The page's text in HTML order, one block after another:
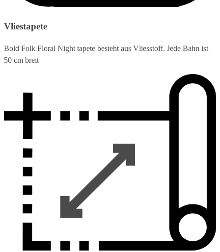
Vliestapete
Bold Folk Floral Night tapete besteht aus Vliesstoff. Jede Bahn ist
50 cm breit